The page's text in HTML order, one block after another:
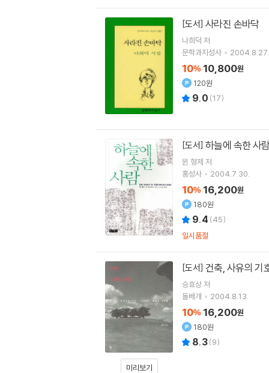
[도서] 사라진 손바닥
나희덕 저
문학과지성사
2004.8.27.
10% 10,800원
120원
9.0 (17)
[도서] 하늘에 속한 사
윈 형제 저
홍성사
2004.7.30.
10% 16,200원
180원
9.4 (45)
일시품절
미리보기
[도서] 건축, 사유의 기
승효상저
돌베개
2004.8.13.
10% 16,200원
180원
8.3(9)